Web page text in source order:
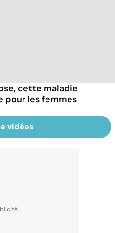
cette maladie
pour les femmes
vidéos